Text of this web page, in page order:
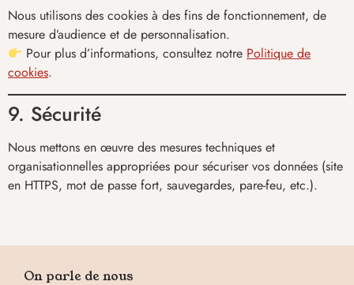
Nous utilisons des cookies à des fins de fonctionnement, de
mesure d’audience et de personnalisation.
Pour plus d’informations, consultez notre Politique de
cookies.
9. Sécurité
Nous mettons en œuvre des mesures techniques et
organisationnelles appropriées pour sécuriser vos données (site
en HTTPS, mot de passe fort, sauvegardes, pare-feu, etc.).
On parle de nous